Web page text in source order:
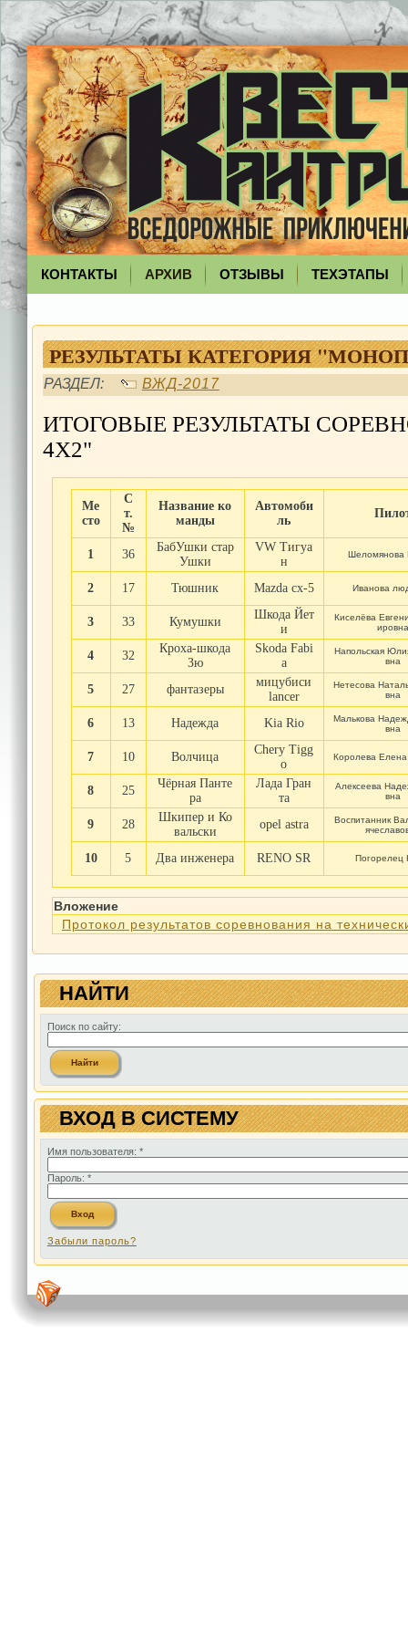
КОНТАКТЫ АРХИВ ОТЗЫВЫ ТЕХЭТАПЫ
РЕЗУЛЬТАТЫ КАТЕГОРИЯ
РАЗДЕЛ: ВЖД-2017
ИТОГОВЫЕ РЕЗУЛЬТАТЫ
4X2"
Ме
сто
С
т.
№
Название ко
манды
Автомоби
ль
1 36
БабУшки стар
Ушки
VW Тигуа
н
Шеломянова
2 17 Тюшник Mazda cx-5 Иванова
3 33 Кумушки
Шкода Йет
и
Киселёва
4 32
Кроха-шкода
Зю
Skoda Fabi
a
Напольская
вна
5 27 фантазеры
мицубиси
lancer
Нетесова
вна
6 13 Надежда Kia Rio
Малькова
вна
7 10 Волчица
Chery Tigg
o
Королева
8 25
Чёрная Панте
ра
Лада Гран
та
Алексеева
вна
9 28
Шкипер и Ко
вальски
opel astra
Воспитанник
10 5 Два инженера RENO SR Погорелец
Вложение
Протокол результатов соревнования на
НАЙТИ
Поиск по сайту:
ВХОД В СИСТЕМУ
Имя пользователя: *
Пароль: *
Забыли пароль?